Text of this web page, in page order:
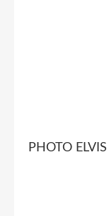
PHOTO ELVIS